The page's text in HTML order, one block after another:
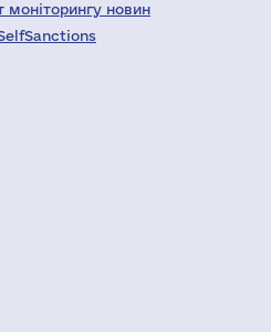
моніторингу новин